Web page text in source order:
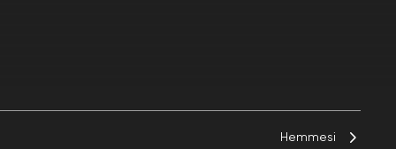
Hemmesi